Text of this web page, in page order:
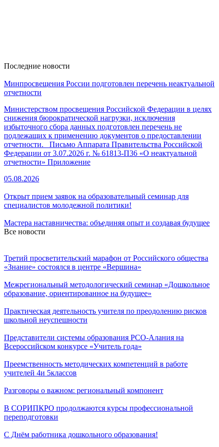
Последние новости
Минпросвещения России подготовлен перечень неактуальной
отчетности
Министерством просвещения Российской Федерации в целях
снижения бюрократической нагрузки, исключения
избыточного сбора данных подготовлен перечень не
подлежащих к применению документов о предоставлении
отчетности. Письмо Аппарата Правительства Российской
Федерации от 3.07.2026 г. № 61813-П36 «О неактуальной
отчетности» Приложение
05.08.2026
Открыт прием заявок на образовательный семинар для
специалистов молодежной политики!
Мастера наставничества: объединяя опыт и создавая будущее
Все новости
Третий просветительский марафон от Российского общества
«Знание» состоялся в центре «Вершина»
Межрегиональный методологический семинар «Дошкольное
образование, ориентированное на будущее»
Практическая деятельность учителя по преодолению рисков
школьной неуспешности
Представители системы образования РСО-Алания на
Всероссийском конкурсе «Учитель года»
Преемственность методических компетенций в работе
учителей 4️и 5️классов
Разговоры о важном: региональный компонент
В СОРИПКРО продолжаются курсы профессиональной
переподготовки
С Днём работника дошкольного образования!